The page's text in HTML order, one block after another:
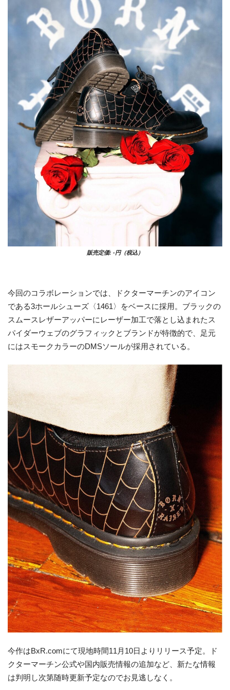
販売定価: -円（税込）
今回のコラボレーションでは、ドクターマーチンのアイコン
である3ホールシューズ〈1461〉をベースに採用。ブラックの
スムースレザーアッパーにレーザー加工で落とし込まれたス
パイダーウェブのグラフィックとブランドが特徴的で、足元
にはスモークカラーのDMSソールが採用されている。
今作はBxR.comにて現地時間11月10日よりリリース予定。ド
クターマーチン公式や国内販売情報の追加など、新たな情報
は判明し次第随時更新予定なのでお見逃しなく。